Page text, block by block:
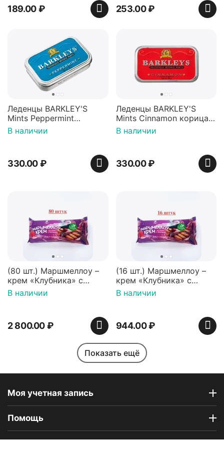
189.00₽ 253.00₽
Леденцы BARKLEY'S
Mints Peppermint
перечная мята 50г,
Нидерланды
В наличии
330.00₽
Леденцы BARKLEY'S
Mints Cinnamon корица
50г, Нидерланды
В наличии
330.00₽
(80 шт.) Маршмеллоу –
крем «Клубника» с
палочками (ТМ
«Зефирный Лео»)
В наличии
2 800.00₽
(16 шт.) Маршмеллоу –
крем «Клубника» с
палочками (ТМ
«Зефирный Лео»)
В наличии
944.00₽
Индийская сладость
Показать ещё
Моя учетная запись
Помощь